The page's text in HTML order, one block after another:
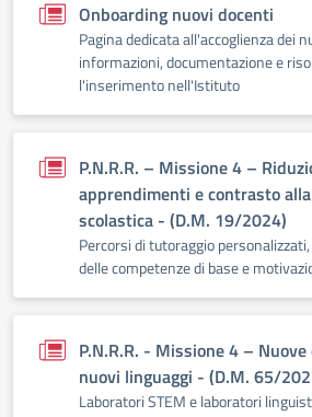
Onboarding nuovi docenti
Pagina dedicata all'accoglienza dei
informazioni, documentazione e
l'inserimento nell'Istituto
P.N.R.R. – Missione 4 –
apprendimenti e contrasto
scolastica - (D.M. 19/2024)
Percorsi di tutoraggio
delle competenze di base e
P.N.R.R. - Missione 4 –
nuovi linguaggi - (D.M. 65/
Laboratori STEM e laboratori